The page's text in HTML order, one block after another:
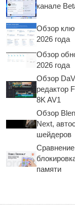
канале
Обзор
2026 года
Обзор
2026 года
Обзор
редактор
8K AV1
Обзор
Next,
шейдеров
памяти